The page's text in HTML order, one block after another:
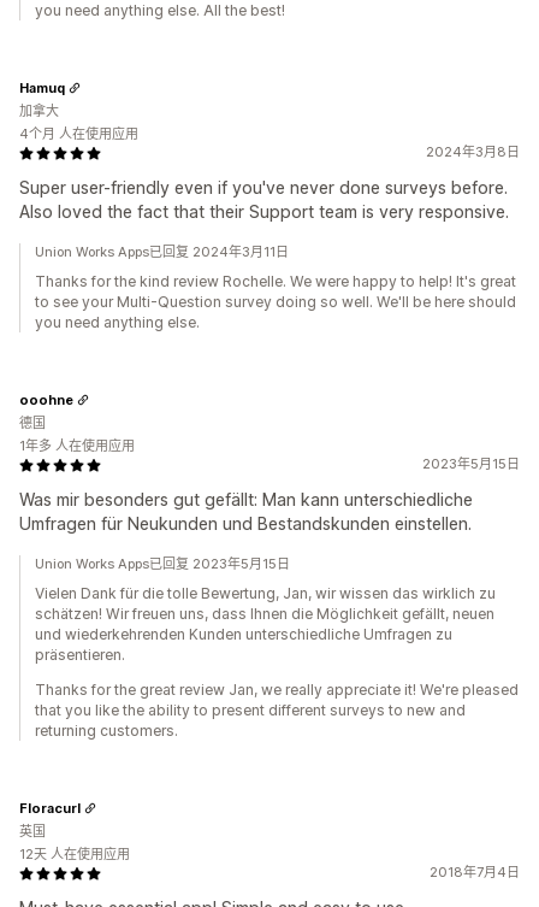
you need anything else. All the best!
2024年3月8日
Super user-friendly even if you've never done surveys before.
Also loved the fact that their Support team is very responsive.
Hamuq
加拿大
4个月 人在使用应用
Union Works Apps已回复 2024年3月11日
Thanks for the kind review Rochelle. We were happy to help! It's great
to see your Multi-Question survey doing so well. We'll be here should
you need anything else.
2023年5月15日
Was mir besonders gut gefällt: Man kann unterschiedliche
Umfragen für Neukunden und Bestandskunden einstellen.
ooohne
德国
1年多 人在使用应用
Union Works Apps已回复 2023年5月15日
Vielen Dank für die tolle Bewertung, Jan, wir wissen das wirklich zu
schätzen! Wir freuen uns, dass Ihnen die Möglichkeit gefällt, neuen
und wiederkehrenden Kunden unterschiedliche Umfragen zu
präsentieren.
Thanks for the great review Jan, we really appreciate it! We're pleased
that you like the ability to present different surveys to new and
returning customers.
2018年7月4日
Floracurl
英国
12天 人在使用应用